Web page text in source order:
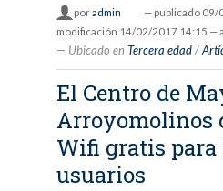
poradmin — publicado 09/
modificación 14/02/2017 14:15 —
Ubicado en Tercera edad /
El Centro de
Arroyomolinos
Wifi gratis para
usuarios